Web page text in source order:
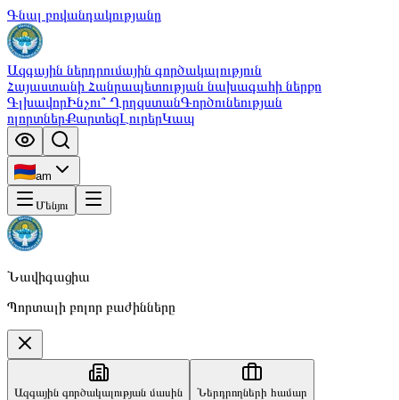
Գնալ բովանդակությանը
Ազգային ներդրումային գործակալություն
Հայաստանի Հանրապետության նախագահի ներքո
ԳլխավորԻնչու՞ ՂրղզստանԳործունեության
ոլորտներՔարտեզԼուրերԿապ
am
Մենյու
Նավիգացիա
Պորտալի բոլոր բաժինները
Ազգային գործակալության մասին Ներդրողների համար